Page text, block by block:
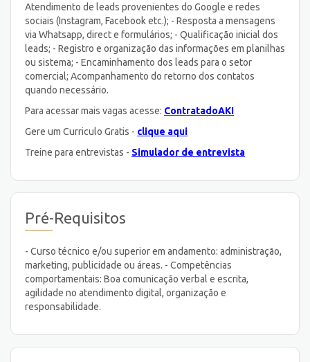
Atendimento de leads provenientes do Google e redes
sociais (Instagram, Facebook etc.); - Resposta a mensagens
via Whatsapp, direct e formulários; - Qualificação inicial dos
leads; - Registro e organização das informações em planilhas
ou sistema; - Encaminhamento dos leads para o setor
comercial; Acompanhamento do retorno dos contatos
quando necessário.
Para acessar mais vagas acesse: ContratadoAKI
Gere um Curriculo Gratis - clique aqui
Treine para entrevistas - Simulador de entrevista
Pré-Requisitos
- Curso técnico e/ou superior em andamento: administração,
marketing, publicidade ou áreas. - Competências
comportamentais: Boa comunicação verbal e escrita,
agilidade no atendimento digital, organização e
responsabilidade.